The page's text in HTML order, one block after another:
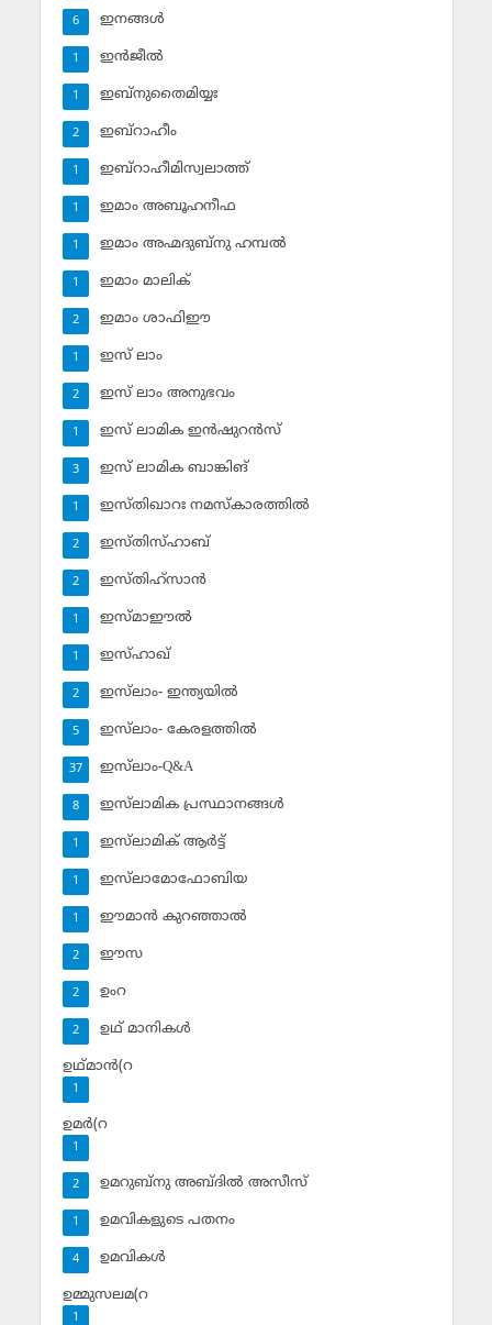
ഇനങ്ങള്‍
6
ഇന്‍ജീല്‍
1
ഇബ്‌നുതൈമിയ്യഃ
1
ഇബ്‌റാഹീം
2
ഇബ്‌റാഹീമിസ്വലാത്ത്
1
ഇമാം അബൂഹനീഫ
1
ഇമാം അഹ്മദുബ്‌നു ഹമ്പല്‍
1
ഇമാം മാലിക്
1
ഇമാം ശാഫിഈ
2
ഇസ് ലാം
1
ഇസ് ലാം അനുഭവം
2
ഇസ് ലാമിക ഇന്‍ഷുറന്‍സ്‌
1
ഇസ് ലാമിക ബാങ്കിങ്‌
3
ഇസ്തിഖാറഃ നമസ്‌കാരത്തില്‍
1
ഇസ്തിസ്ഹാബ്
2
ഇസ്തിഹ്‌സാന്‍
2
ഇസ്മാഈല്‍
1
ഇസ്ഹാഖ്‌
1
ഇസ്‌ലാം- ഇന്ത്യയില്‍
2
ഇസ്‌ലാം- കേരളത്തില്‍
5
ഇസ്‌ലാം-Q&A
37
ഇസ്‌ലാമിക പ്രസ്ഥാനങ്ങള്‍
8
ഇസ്‌ലാമിക് ആര്‍ട്ട്
1
ഇസ്‌ലാമോഫോബിയ
1
ഈമാന്‍ കുറഞ്ഞാല്‍
1
ഈസ
2
ഉംറ
2
ഉഥ് മാനികള്‍
2
ഉഥ്മാന്‍(റ
1
ഉമര്‍(റ
1
ഉമറുബ്‌നു അബ്ദില്‍ അസീസ്‌
2
ഉമവികളുടെ പതനം
1
ഉമവികള്‍
4
ഉമ്മുസലമ(റ
1